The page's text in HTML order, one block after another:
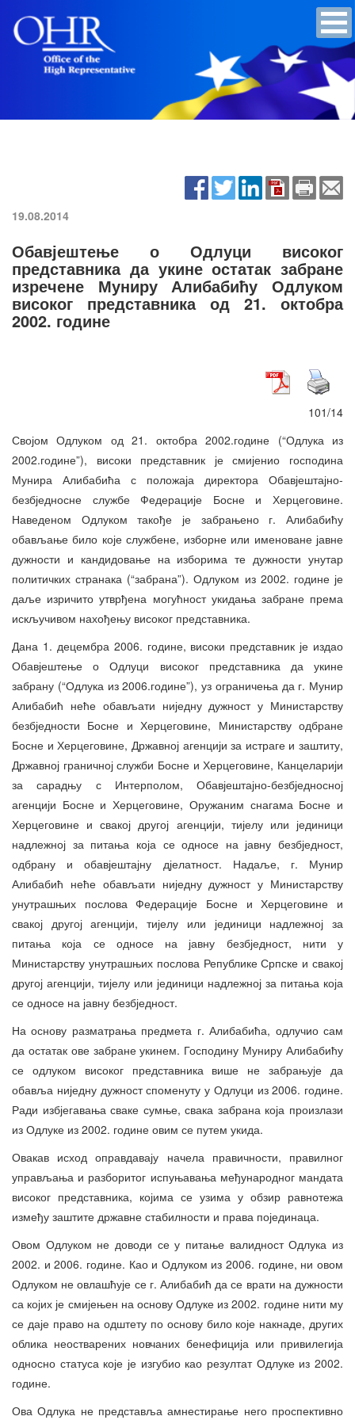
19.08.2014
Обавјештење о Одлуци високог
представника да укине остатак забране
изречене Муниру Алибабићу Одлуком
високог представника од 21. октобра
2002. године
101/14
Својом Одлуком од 21. октобра 2002.године (“Одлука из
2002.године”), високи представник је смијенио господина
Мунира Алибабића с положаја директора Обавјештајно-
безбједносне службе Федерације Босне и Херцеговине.
Наведеном Одлуком такође је забрањено г. Алибабићу
обављање било које службене, изборне или именоване јавне
дужности и кандидовање на изборима те дужности унутар
политичких странака (“забрана”). Одлуком из 2002. године је
даље изричито утврђена могућност укидања забране према
искључивом нахођењу високог представника.
Дана 1. децембра 2006. године, високи представник је издао
Обавјештење о Одлуци високог представника да укине
забрану (“Одлука из 2006.године”), уз ограничења да г. Мунир
Алибабић неће обављати ниједну дужност у Министарству
безбједности Босне и Херцеговине, Министарству одбране
Босне и Херцеговине, Државној агенцији за истраге и заштиту,
Државној граничној служби Босне и Херцеговине, Канцеларији
за сарадњу с Интерполом, Обавјештајно-безбједносној
агенцији Босне и Херцеговине, Оружаним снагама Босне и
Херцеговине и свакој другој агенцији, тијелу или јединици
надлежној за питања која се односе на јавну безбједност,
одбрану и обавјештајну дјелатност. Надаље, г. Мунир
Алибабић неће обављати ниједну дужност у Министарству
унутрашњих послова Федерације Босне и Херцеговине и
свакој другој агенцији, тијелу или јединици надлежној за
питања која се односе на јавну безбједност, нити у
Министарству унутрашњих послова Републике Српске и свакој
другој агенцији, тијелу или јединици надлежној за питања која
се односе на јавну безбједност.
На основу разматрања предмета г. Алибабића, одлучио сам
да остатак ове забране укинем. Господину Муниру Алибабићу
се одлуком високог представника више не забрањује да
обавља ниједну дужност споменуту у Одлуци из 2006. године.
Ради избјегавања сваке сумње, свака забрана која произлази
из Одлуке из 2002. године овим се путем укида.
Овакав исход оправдавају начела правичности, правилног
управљања и разборитог испуњавања међународног мандата
високог представника, којима се узима у обзир равнотежа
између заштите државне стабилности и права појединаца.
Овом Одлуком не доводи се у питање валидност Одлука из
2002. и 2006. године. Као и Одлуком из 2006. године, ни овом
Одлуком не овлашћује се г. Алибабић да се врати на дужности
са којих је смијењен на основу Одлуке из 2002. године нити му
се даје право на одштету по основу било које накнаде, других
облика неостварених новчаних бенефиција или привилегија
односно статуса које је изгубио као резултат Одлуке из 2002.
године.
Ова Одлука не представља амнестирање него проспективно